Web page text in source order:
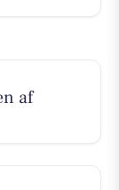
af